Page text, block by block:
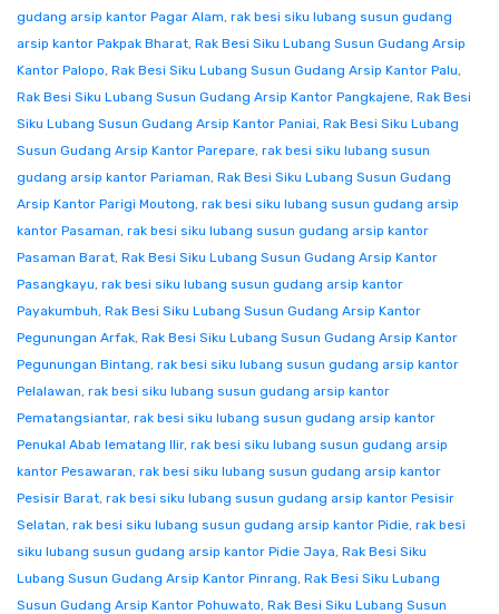
gudang arsip kantor Pagar Alam, rak besi siku lubang susun gudang
arsip kantor Pakpak Bharat, Rak Besi Siku Lubang Susun Gudang Arsip
Kantor Palopo, Rak Besi Siku Lubang Susun Gudang Arsip Kantor Palu,
Rak Besi Siku Lubang Susun Gudang Arsip Kantor Pangkajene, Rak Besi
Siku Lubang Susun Gudang Arsip Kantor Paniai, Rak Besi Siku Lubang
Susun Gudang Arsip Kantor Parepare, rak besi siku lubang susun
gudang arsip kantor Pariaman, Rak Besi Siku Lubang Susun Gudang
Arsip Kantor Parigi Moutong, rak besi siku lubang susun gudang arsip
kantor Pasaman, rak besi siku lubang susun gudang arsip kantor
Pasaman Barat, Rak Besi Siku Lubang Susun Gudang Arsip Kantor
Pasangkayu, rak besi siku lubang susun gudang arsip kantor
Payakumbuh, Rak Besi Siku Lubang Susun Gudang Arsip Kantor
Pegunungan Arfak, Rak Besi Siku Lubang Susun Gudang Arsip Kantor
Pegunungan Bintang, rak besi siku lubang susun gudang arsip kantor
Pelalawan, rak besi siku lubang susun gudang arsip kantor
Pematangsiantar, rak besi siku lubang susun gudang arsip kantor
Penukal Abab lematang Ilir, rak besi siku lubang susun gudang arsip
kantor Pesawaran, rak besi siku lubang susun gudang arsip kantor
Pesisir Barat, rak besi siku lubang susun gudang arsip kantor Pesisir
Selatan, rak besi siku lubang susun gudang arsip kantor Pidie, rak besi
siku lubang susun gudang arsip kantor Pidie Jaya, Rak Besi Siku
Lubang Susun Gudang Arsip Kantor Pinrang, Rak Besi Siku Lubang
Susun Gudang Arsip Kantor Pohuwato, Rak Besi Siku Lubang Susun